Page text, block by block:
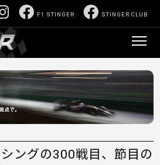
STINGER CLUB
F1 STINGER
ングの300戦目、節目の